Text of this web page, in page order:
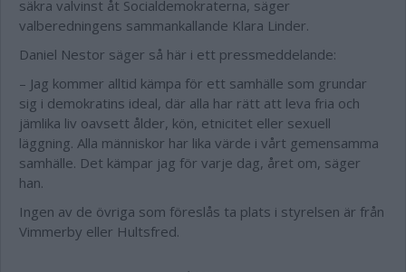
säkra valvinst åt Socialdemokraterna, säger
valberedningens sammankallande Klara Linder.
Daniel Nestor säger så här i ett pressmeddelande:
– Jag kommer alltid kämpa för ett samhälle som grundar
sig i demokratins ideal, där alla har rätt att leva fria och
jämlika liv oavsett ålder, kön, etnicitet eller sexuell
läggning. Alla människor har lika värde i vårt gemensamma
samhälle. Det kämpar jag för varje dag, året om, säger
han.
Ingen av de övriga som föreslås ta plats i styrelsen är från
Vimmerby eller Hultsfred.